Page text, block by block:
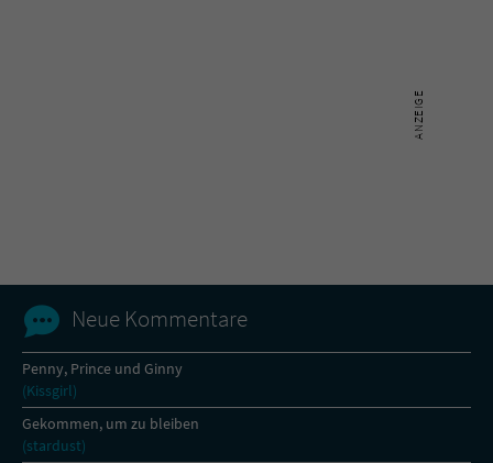
Neue Kommentare
Penny, Prince und Ginny
(Kissgirl)
Gekommen, um zu bleiben
(stardust)